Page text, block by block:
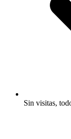
Sin visitas,